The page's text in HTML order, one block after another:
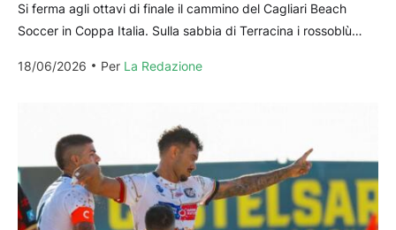
Si ferma agli ottavi di finale il cammino del Cagliari Beach
Soccer in Coppa Italia. Sulla sabbia di Terracina i rossoblù
18/06/2026
Per La Redazione